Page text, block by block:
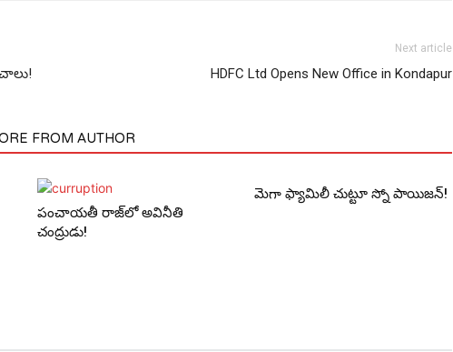
Next article
HDFC Ltd Opens New Office in Kondapur
FROM AUTHOR
పంచాయ‌తీ రాజ్‌లో అవినీతి
చంద్రుడు!
మెగా ఫ్యామిలీ చుట్టూ స్నో పాయిజ‌న్‌!